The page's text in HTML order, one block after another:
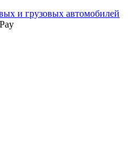
и грузовых автомобилей